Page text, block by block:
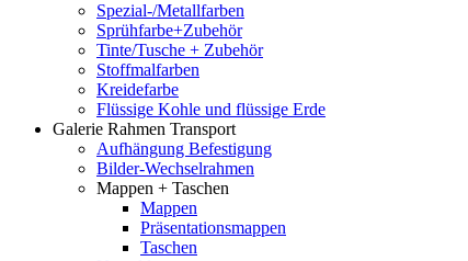
Spezial-/Metallfarben
Sprühfarbe+Zubehör
Tinte/Tusche + Zubehör
Stoffmalfarben
Kreidefarbe
Flüssige Kohle und flüssige Erde
Galerie Rahmen Transport
Aufhängung Befestigung
Bilder-Wechselrahmen
Mappen + Taschen
Mappen
Präsentationsmappen
Taschen